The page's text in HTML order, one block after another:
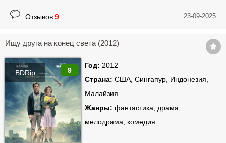
Отзывов 9 23-09-2025
Ищу друга на конец света (2012)
9
BDRip
Год: 2012
Страна: США, Сингапур, Индонезия,
Малайзия
Жанры: фантастика, драма,
мелодрама, комедия